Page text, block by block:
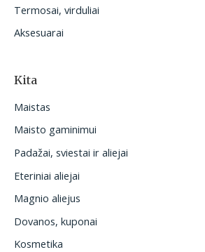
Termosai, virduliai
Aksesuarai
Kita
Maistas
Maisto gaminimui
Padažai, sviestai ir aliejai
Eteriniai aliejai
Magnio aliejus
Dovanos, kuponai
Kosmetika